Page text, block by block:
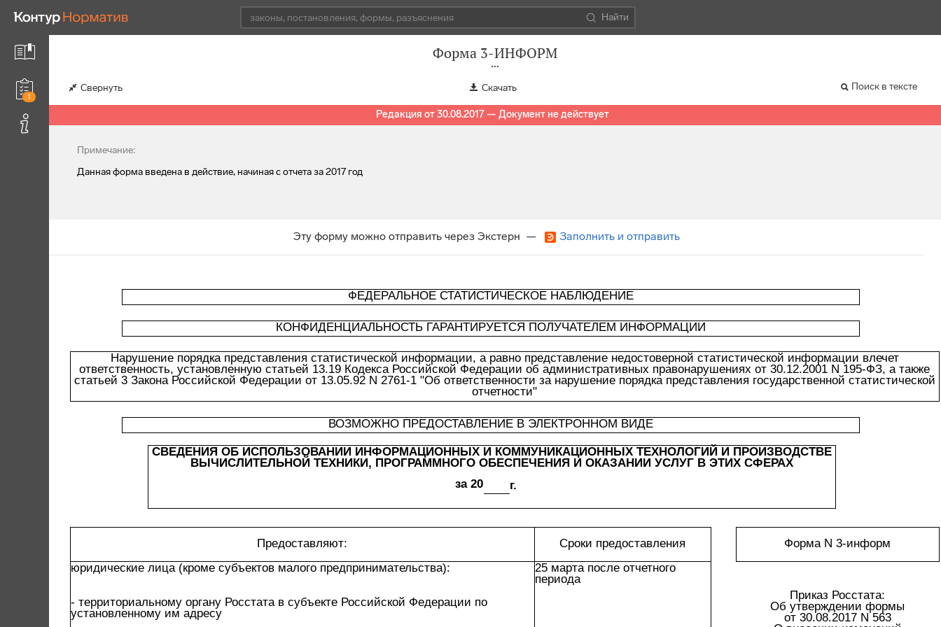
Найти
1
Форма 3-ИНФОРМ
Свернуть Скачать Поиск в тексте
Редакция от 30.08.2017 — Документ не действует
Примечание:
Данная форма введена в действие, начиная с отчета за 2017 год
Эту форму можно отправить через Экстерн — Заполнить и отправить
ФЕДЕРАЛЬНОЕ СТАТИСТИЧЕСКОЕ НАБЛЮДЕНИЕ
КОНФИДЕНЦИАЛЬНОСТЬ ГАРАНТИРУЕТСЯ ПОЛУЧАТЕЛЕМ ИНФОРМАЦИИ
Нарушение порядка представления статистической информации, а равно представление недостоверной статистической информации влечет
ответственность, установленную статьей 13.19 Кодекса Российской Федерации об административных правонарушениях от 30.12.2001 N 195-ФЗ, а также
статьей 3 Закона Российской Федерации от 13.05.92 N 2761-1 "Об ответственности за нарушение порядка представления государственной статистической
отчетности"
ВОЗМОЖНО ПРЕДОСТАВЛЕНИЕ В ЭЛЕКТРОННОМ ВИДЕ
СВЕДЕНИЯ ОБ ИСПОЛЬЗОВАНИИ ИНФОРМАЦИОННЫХ И КОММУНИКАЦИОННЫХ ТЕХНОЛОГИЙ И ПРОИЗВОДСТВЕ
ВЫЧИСЛИТЕЛЬНОЙ ТЕХНИКИ, ПРОГРАММНОГО ОБЕСПЕЧЕНИЯ И ОКАЗАНИИ УСЛУГ В ЭТИХ СФЕРАХ
за 20
г.
Предоставляют: Сроки предоставления
Форма N 3-информ
юридические лица (кроме субъектов малого предпринимательства):
25 марта после отчетного
периода
Приказ Росстата:
Об утверждении формы
от 30.08.2017 N 563
- территориальному органу Росстата в субъекте Российской Федерации по
установленному им адресу